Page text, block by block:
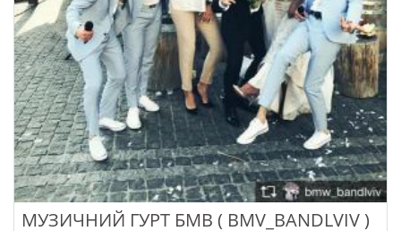
МУЗИЧНИЙ ГУРТ БМВ ( BMV_BANDLVIV )